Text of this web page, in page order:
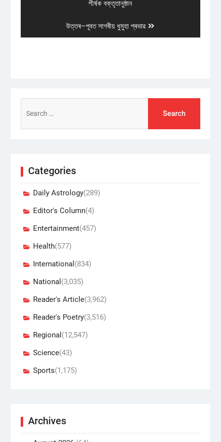
শীৰ্ষক বক্তৃতানুষ্ঠান
Next
post:
উত্তৰ–পূবত সাগৰীয় ধুমুহা প্ৰভাৱ
for:
Categories
Daily Astrology(289)
Editor's Column(4)
Entertainment(457)
Health(577)
International (834)
National (3,035)
Reader's Article(3,962)
Reader's Poetry(3,516)
Regional (12,547)
Science(43)
Sports(1,175)
Archives